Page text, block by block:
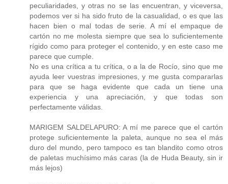
peculiaridades, y otras no se las encuentran, y viceversa,
podemos ver si ha sido fruto de la casualidad, o es que las
hacen bien o mal todas de serie. A mí el empaque de
cartón no me molesta siempre que sea lo suficientemente
rígido como para proteger el contenido, y en este caso me
parece que cumple.
No es una crítica a tu crítica, o a la de Rocío, sino que me
ayuda leer vuestras impresiones, y me gusta compararlas
para que se haga evidente que cada un tiene una
experiencia y una apreciación, y que todas son
perfectamente válidas.
MARIGEM SALDELAPURO: A mí me parece que el cartón
protege suficientemente la paleta, aunque no sea el más
duro del mundo, pero tampoco es tan blandito como otros
de paletas muchísimo más caras (la de Huda Beauty, sin ir
más lejos)